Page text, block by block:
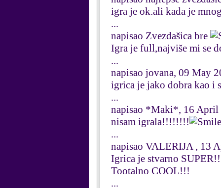
igra je ok.ali kada je
...
napisao Zvezdašica bre
Igra je full,najviše mi se
...
napisao jovana, 09 May
igrica je jako dobra kao i
...
napisao *Maki*, 16 April
nisam igrala!!!!!!!!
...
napisao VALERIJA , 13
Igrica je stvarno
Tootalno COOL!!!
...